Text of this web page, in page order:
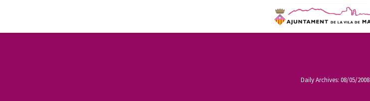
Daily Archives: 08/05/2008